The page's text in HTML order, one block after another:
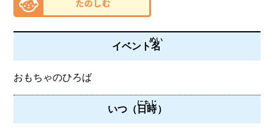
イベント名
めい
おもちゃのひろば
いつ（日時
にちじ
）